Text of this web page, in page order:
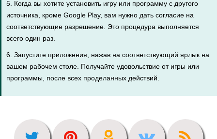
5. Когда вы хотите установить игру или программу с другого
источника, кроме Google Play, вам нужно дать согласие на
соответствующие разрешение. Это процедура выполняется
всего один раз.
6. Запустите приложения, нажав на соответствующий ярлык на
вашем рабочем столе. Получайте удовольствие от игры или
программы, после всех проделанных действий.